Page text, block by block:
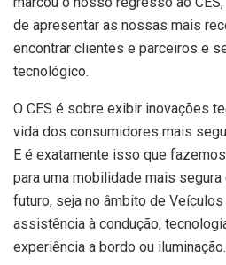
de apresentar as nossas mais
encontrar clientes e parceiros e
tecnológico.
O CES é sobre exibir inovações
vida dos consumidores mais
E é exatamente isso que
para uma mobilidade mais
futuro, seja no âmbito de
assistência à condução,
experiência a bordo ou iluminação.